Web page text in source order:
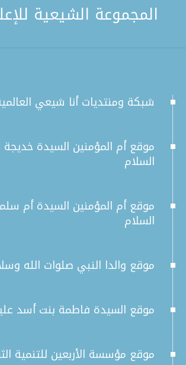
المجموعة الشيعية
شبكة ومنتديات أنا شيعي
موقع أم المؤمنين السيدة خديجة
السلام
موقع أم المؤمنين السيدة أم
السلام
موقع والدا النبي صلوات الله
موقع السيدة فاطمة بنت أسد
موقع مؤسسة الأربعين للتنمية